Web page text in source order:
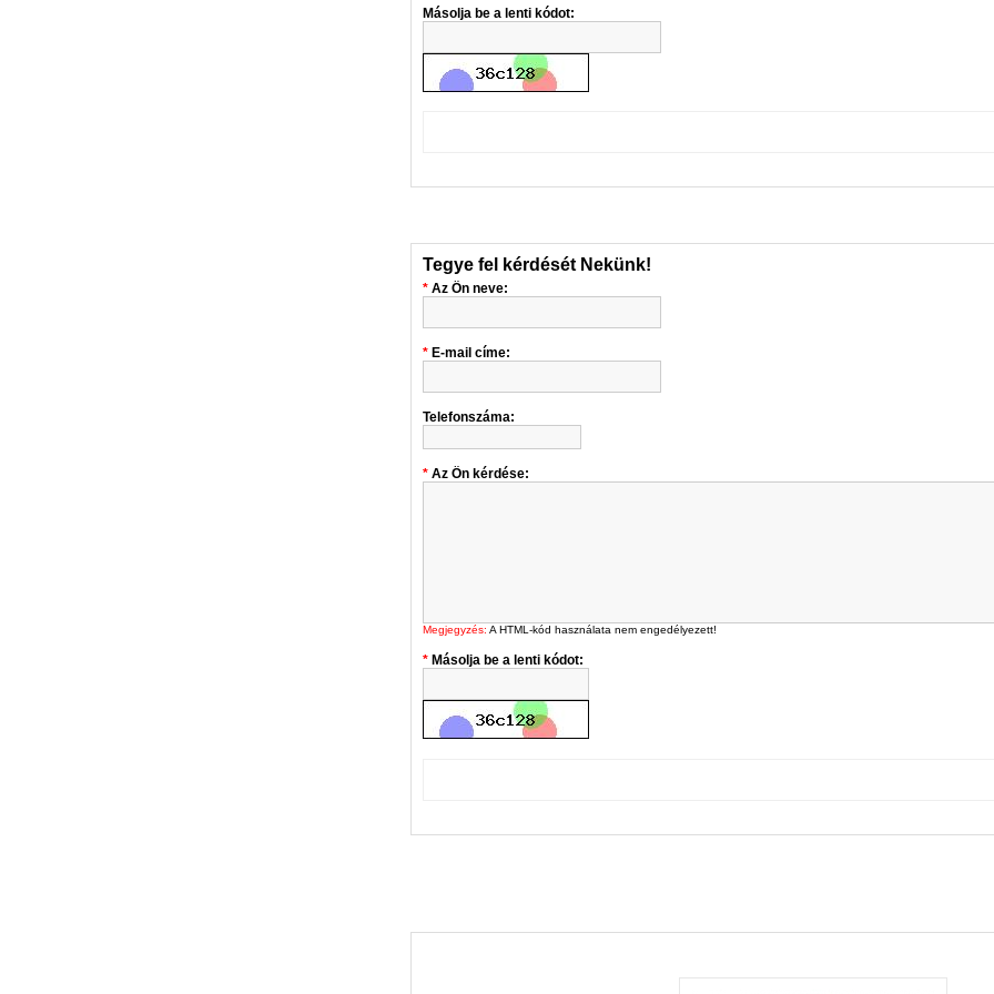
Másolja be a lenti kódot:
Tegye fel kérdését Nekünk!
Az Ön neve:
E-mail címe:
Telefonszáma:
Az Ön kérdése:
Megjegyzés: A HTML-kód használata nem engedélyezett!
Másolja be a lenti kódot: